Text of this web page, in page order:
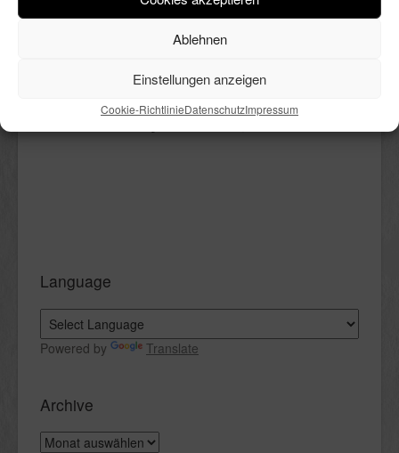
Ablehnen
Einstellungen anzeigen
Cookie-RichtlinieDatenschutzImpressum
vieles mehr. All das ist hier in
bunter Reihenfolge Thema.
Viel Spaß beim Lesen.
Language
Powered by Translate
Archive
Archive